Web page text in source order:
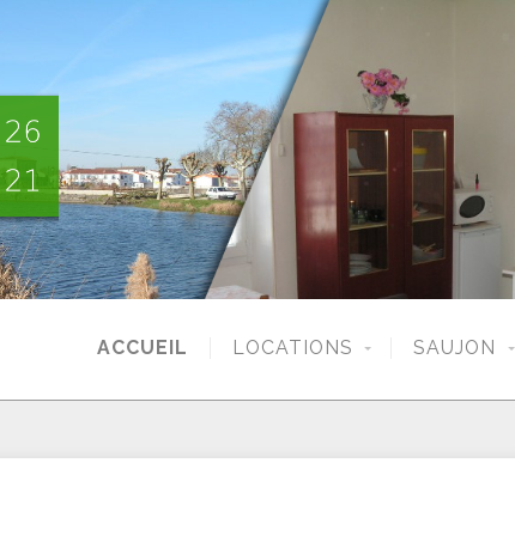
ACCUEIL LOCATIONS SAUJON